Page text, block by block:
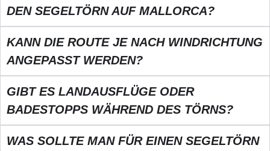
DEN SEGELTÖRN AUF MALLORCA?
KANN DIE ROUTE JE NACH WINDRICHTUNG
ANGEPASST WERDEN?
GIBT ES LANDAUSFLÜGE ODER
BADESTOPPS WÄHREND DES TÖRNS?
WAS SOLLTE MAN FÜR EINEN SEGELTÖRN